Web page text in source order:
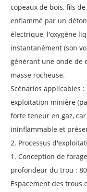
copeaux de bois, fils
enflammé par un
électrique, l'oxygène
instantanément (son
générant une onde de
masse rocheuse.
Scénarios applicables
exploitation minière
forte teneur en gaz,
ininflammable et
2. Processus
1. Conception de
profondeur du trou :
Espacement des trous